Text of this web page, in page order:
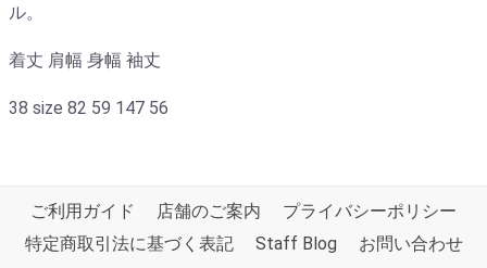
ル。
着丈 肩幅 身幅 袖丈
38 size 82 59 147 56
ご利用ガイド 店舗のご案内
プライバシーポリシー
特定商取引法に基づく表記
Staff Blog お問い合わせ